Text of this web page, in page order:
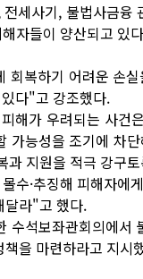
세사기, 불법사금
자들이 양산되고
회복하기 어려운 손
다"고 강조했다.
해가 우려되는 사건
가능성을 조기에 차
과 지원을 적극 강구
수·추징해 피해자
달라"고 했다.
수석보좌관회의에서
을 마련하라고 지